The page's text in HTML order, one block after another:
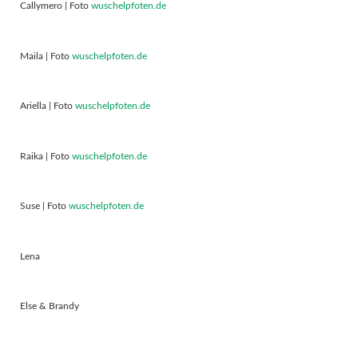
Callymero | Foto wuschelpfoten.de
Maila | Foto wuschelpfoten.de
Ariella | Foto wuschelpfoten.de
Raika | Foto wuschelpfoten.de
Suse | Foto wuschelpfoten.de
Lena
Else & Brandy